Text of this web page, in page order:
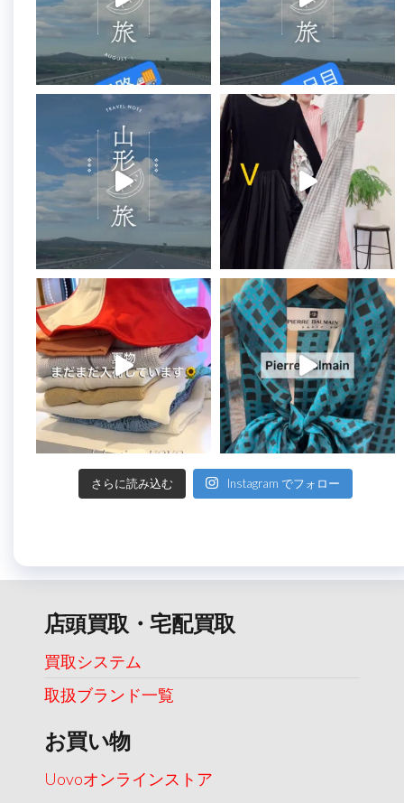
さらに読み込む Instagram でフォロー
店頭買取・宅配買取
買取システム
取扱ブランド一覧
お買い物
Uovoオンラインストア